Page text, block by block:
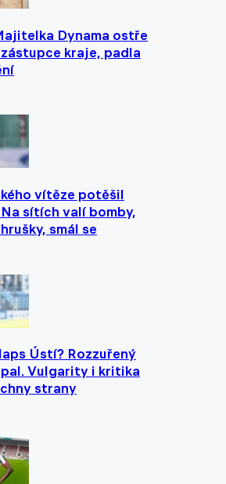
Dynama ostře
kraje, padla
vítěze potěšil
sítích valí bomby,
smál se
Ústí? Rozzuřený
Vulgarity i kritika
strany